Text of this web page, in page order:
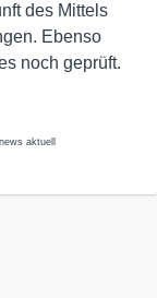
des Mittels
Ebenso
noch geprüft.
aktuell